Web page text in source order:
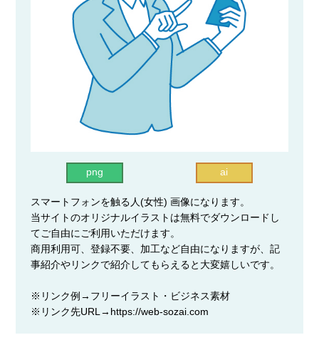
png ai
スマートフォンを触る人(女性) 画像になります。
当サイトのオリジナルイラストは無料でダウンロードし
てご自由にご利用いただけます。
商用利用可、登録不要、加工など自由になりますが、記
事紹介やリンクで紹介してもらえると大変嬉しいです。
※リンク例→フリーイラスト・ビジネス素材
※リンク先URL→https://web-sozai.com